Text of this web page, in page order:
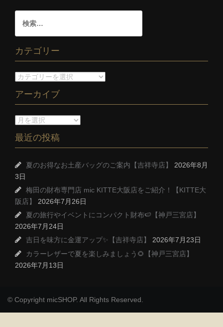
カテゴリー
アーカイブ
最近の投稿
夏のお得なお土産バッグのご案内【吉祥寺店】
2026年8月
3日
梅田の財布専門店 mic KITTE大阪店をご紹介！【KITTE大
阪店】
2026年7月26日
夏の旅行やイベントにコンパクト財布🍉【神戸三宮店】
2026年7月24日
吉日を味方に金運アップ✨【吉祥寺店】
2026年7月23日
カラーレザーで夏を楽しみましょう🌻【神戸三宮店】
2026年7月13日
© Copyright micSHOP. All Rights Reserved.